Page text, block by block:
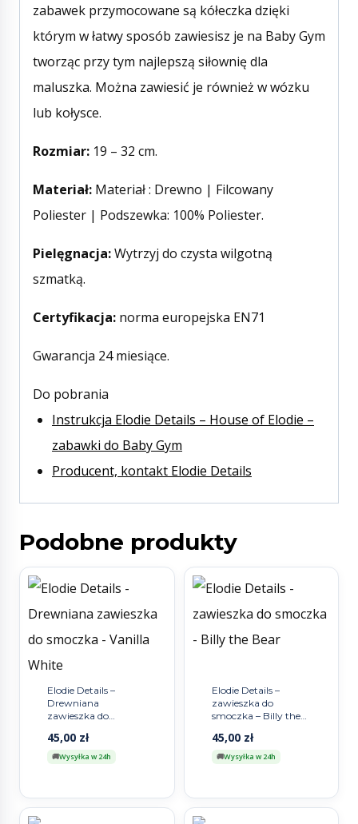
zabawek przymocowane są kółeczka dzięki
którym w łatwy sposób zawiesisz je na Baby Gym
tworząc przy tym najlepszą siłownię dla
maluszka. Można zawiesić je również w wózku
lub kołysce.
Rozmiar: 19 – 32 cm.
Materiał: Materiał : Drewno | Filcowany
Poliester | Podszewka: 100% Poliester.
Pielęgnacja:Wytrzyj do czysta wilgotną
szmatką.
Certyfikacja: norma europejska EN71
Gwarancja 24 miesiące.
Do pobrania
Instrukcja Elodie Details – House of Elodie –
zabawki do Baby Gym
Producent, kontakt Elodie Details
Podobne produkty
Elodie Details –
Drewniana
zawieszka do
White
45,00 zł
Wysyłka w 24h
Elodie Details –
zawieszka do
smoczka – Billy the
45,00 zł
Wysyłka w 24h